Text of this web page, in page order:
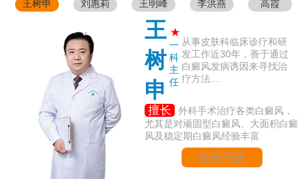
王树申 刘惠莉 王明峰 李洪燕 高霞
王
树
申
★
一
科
主
任
从事皮肤科临床诊疗和研
发工作近30年，善于通过
白癜风发病诱因来寻找治
疗方法....
擅长
外科手术治疗各类白癜风，
尤其是对顽固型白癜风、大面积白癜
风及稳定期白癜风经验丰富
快速问诊